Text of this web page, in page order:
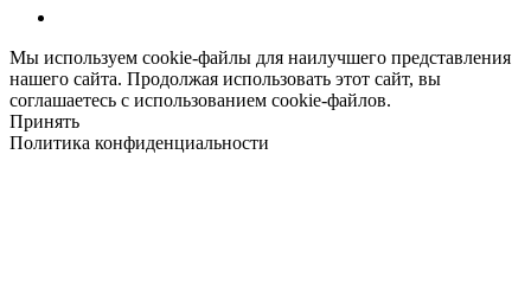
Мы используем cookie-файлы для наилучшего представления
нашего сайта. Продолжая использовать этот сайт, вы
соглашаетесь с использованием cookie-файлов.
Принять
Политика конфиденциальности